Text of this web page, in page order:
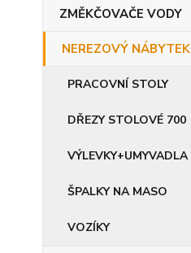
ZMĚKČOVAČE VODY
NEREZOVÝ NÁBYTEK
PRACOVNÍ STOLY
DŘEZY STOLOVÉ 700
VÝLEVKY+UMYVADLA
ŠPALKY NA MASO
VOZÍKY